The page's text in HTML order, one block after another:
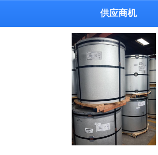
供应商机